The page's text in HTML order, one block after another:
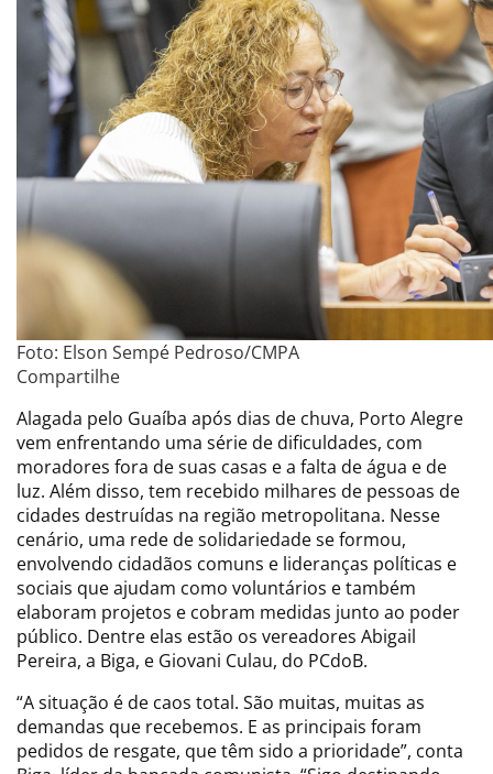
Foto: Elson Sempé Pedroso/CMPA
Compartilhe
Alagada pelo Guaíba após dias de chuva, Porto Alegre
vem enfrentando uma série de dificuldades, com
moradores fora de suas casas e a falta de água e de
luz. Além disso, tem recebido milhares de pessoas de
cidades destruídas na região metropolitana. Nesse
cenário, uma rede de solidariedade se formou,
envolvendo cidadãos comuns e lideranças políticas e
sociais que ajudam como voluntários e também
elaboram projetos e cobram medidas junto ao poder
público. Dentre elas estão os vereadores Abigail
Pereira, a Biga, e Giovani Culau, do PCdoB.
“A situação é de caos total. São muitas, muitas as
demandas que recebemos. E as principais foram
pedidos de resgate, que têm sido a prioridade”, conta